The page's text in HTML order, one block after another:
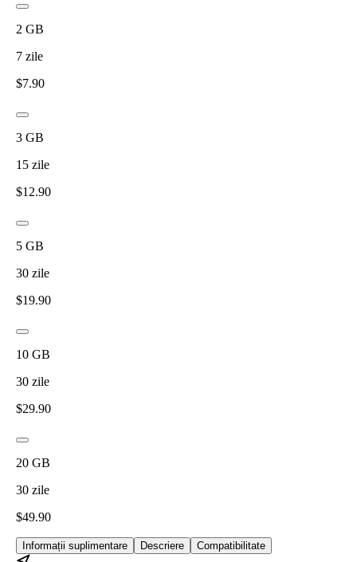
2 GB
7 zile
$7.90
3 GB
15 zile
$12.90
5 GB
30 zile
$19.90
10 GB
30 zile
$29.90
20 GB
30 zile
$49.90
Informații suplimentare Descriere Compatibilitate